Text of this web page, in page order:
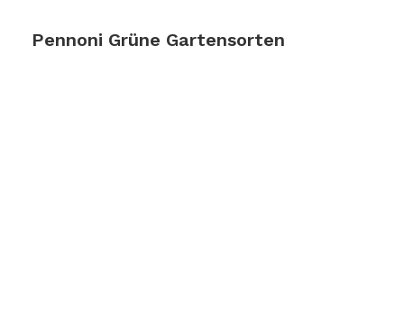
Pennoni Grüne Gartensorten